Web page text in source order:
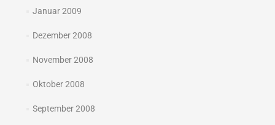
Januar 2009
Dezember 2008
November 2008
Oktober 2008
September 2008